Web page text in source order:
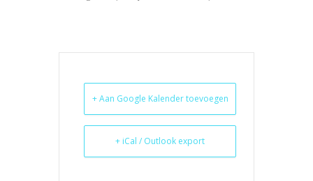
+ Aan Google Kalender toevoegen
+ iCal / Outlook export